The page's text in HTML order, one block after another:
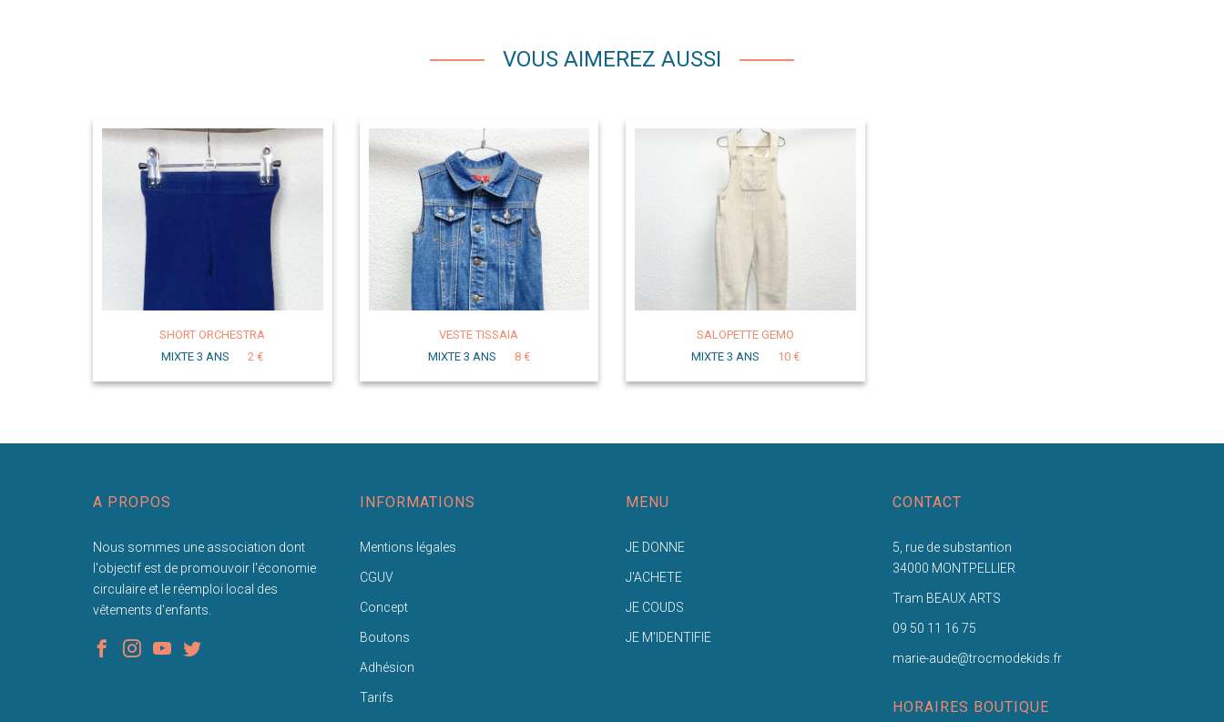
VOUS AIMEREZ AUSSI
SHORT ORCHESTRA
MIXTE 3 ANS
2 €
VESTE TISSAIA
MIXTE 3 ANS
8 €
SALOPETTE GEMO
MIXTE 3 ANS
10 €
A PROPOS
Nous sommes une association dont
l'objectif est de promouvoir l'économie
circulaire et le réemploi local des
vêtements d'enfants.
INFORMATIONS
Mentions légales
CGUV
Concept
Boutons
Adhésion
Tarifs
MENU
JE DONNE
J'ACHETE
JE COUDS
JE M'IDENTIFIE
CONTACT
5, rue de substantion
34000 MONTPELLIER
Tram BEAUX ARTS
09 50 11 16 75
marie-aude@trocmodekids.fr
HORAIRES BOUTIQUE